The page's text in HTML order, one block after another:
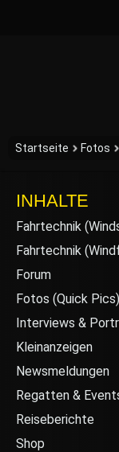
Startseite Fotos
INHALTE
Fahrtechnik
Fahrtechnik
Forum
Fotos (Quick Pics)
Interviews &
Kleinanzeigen
Newsmeldungen
Regatten &
Reiseberichte
Shop